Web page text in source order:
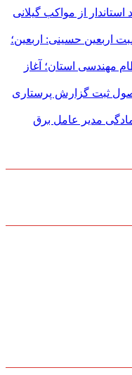
از مواکب گیلانی
اربعین حسینی: اربعین؛
مهندسی استان؛ آغاز
ثبت گزارش پرستاری
مدیر عامل برق